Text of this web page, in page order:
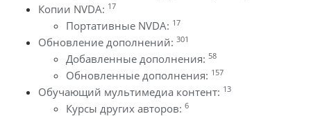
Копии NVDA: 17
Портативные NVDA: 17
Обновление дополнений: 301
Добавленные дополнения: 58
Обновленные дополнения: 157
Обучающий мультимедиа контент: 13
Курсы других авторов: 6